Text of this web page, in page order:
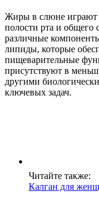
Жиры в слюне играют
полости рта и общего
различные
липиды, которые
пищеварительные
присутствуют в
другими
ключевых задач.
Читайте также:
Калган для